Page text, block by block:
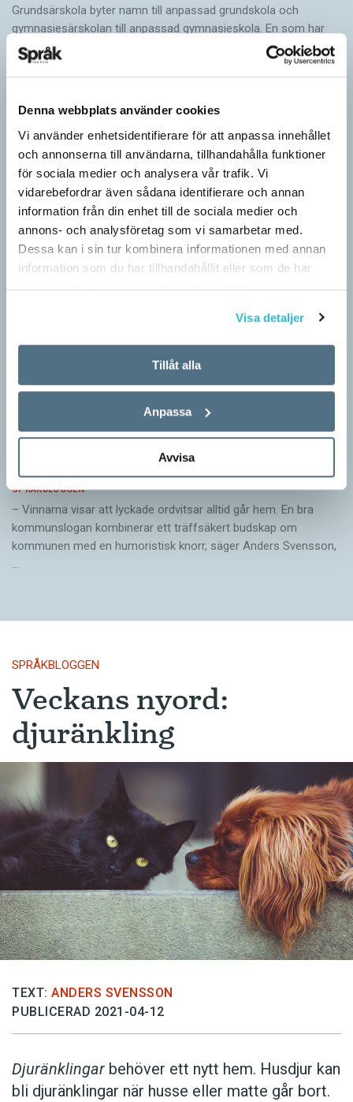
Denna webbplats använder cookies
Vi använder enhetsidentifierare för att anpassa innehållet
och annonserna till användarna, tillhandahålla funktioner
för sociala medier och analysera vår trafik. Vi
vidarebefordrar även sådana identifierare och annan
information från din enhet till de sociala medier och
annons- och analysföretag som vi samarbetar med.
Dessa kan i sin tur kombinera informationen med annan
information som du har tillhandahållit eller som de har
samlat in när du har använt deras tjänster.
Visa detaljer
Tillåt alla
Anpassa
Avvisa
Grundsärskola byter namn till anpassad grundskola och
gymnasiesärskolan till anpassad gymnasieskola. En som har
stor del i att detta namnbyte sker är artonåriga Leo Lust…
Pressmeddelande: Hjovisst älskar vi
SPRÅKBLOGGEN
– Vinnarna visar att lyckade ordvitsar alltid går hem. En bra
kommunslogan kombinerar ett träffsäkert budskap om
kommunen med en humoristisk knorr, säger Anders Svensson,
…
SPRÅKBLOGGEN
Veckans nyord:
djuränkling
TEXT: ANDERS SVENSSON
PUBLICERAD 2021-04-12
Djuränklingar behöver ett nytt hem. Husdjur kan
bli djuränklingar när husse eller matte går bort.